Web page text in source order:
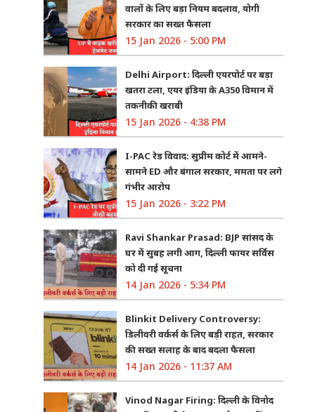
वालों के लिए बड़ा नियम बदलाव, योगी
सरकार का सख्त फैसला
15 Jan 2026 - 5:00 PM
Delhi Airport: दिल्ली एयरपोर्ट पर बड़ा
खतरा टला, एयर इंडिया के A350 विमान में
तकनीकी खराबी
15 Jan 2026 - 4:38 PM
I-PAC रेड विवाद: सुप्रीम कोर्ट में आमने-
सामने ED और बंगाल सरकार, ममता पर लगे
गंभीर आरोप
15 Jan 2026 - 3:22 PM
Ravi Shankar Prasad: BJP सांसद के
घर में सुबह लगी आग, दिल्ली फायर सर्विस
को दी गई सूचना
14 Jan 2026 - 5:34 PM
Blinkit Delivery Controversy:
डिलीवरी वर्कर्स के लिए बड़ी राहत, सरकार
की सख्त सलाह के बाद बदला फैसला
14 Jan 2026 - 11:37 AM
Vinod Nagar Firing: दिल्ली के विनोद